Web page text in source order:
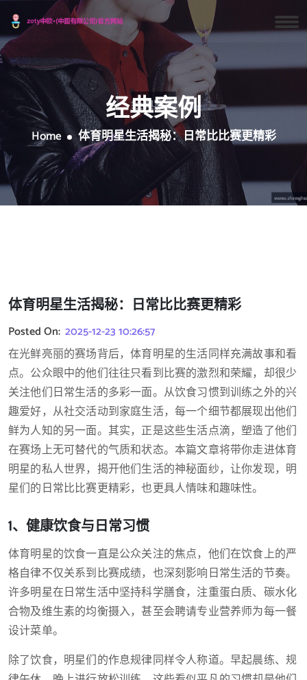
经典案例
Home 体育明星生活揭秘：日常比比赛更精彩
体育明星生活揭秘：日常比比赛更精彩
Posted On: 2025-12-23 10:26:57
在光鲜亮丽的赛场背后，体育明星的生活同样充满故事和看
点。公众眼中的他们往往只看到比赛的激烈和荣耀，却很少
关注他们日常生活的多彩一面。从饮食习惯到训练之外的兴
趣爱好，从社交活动到家庭生活，每一个细节都展现出他们
鲜为人知的另一面。其实，正是这些生活点滴，塑造了他们
在赛场上无可替代的气质和状态。本篇文章将带你走进体育
明星的私人世界，揭开他们生活的神秘面纱，让你发现，明
星们的日常比比赛更精彩，也更具人情味和趣味性。
1、健康饮食与日常习惯
体育明星的饮食一直是公众关注的焦点，他们在饮食上的严
格自律不仅关系到比赛成绩，也深刻影响日常生活的节奏。
许多明星在日常生活中坚持科学膳食，注重蛋白质、碳水化
合物及维生素的均衡摄入，甚至会聘请专业营养师为每一餐
设计菜单。
除了饮食，明星们的作息规律同样令人称道。早起晨练、规